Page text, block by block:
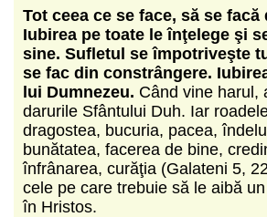
Tot ceea ce se face, să se facă
Iubirea pe toate le înţelege şi
sine. Sufletul se împotriveşte
se fac din constrângere.
lui Dumnezeu. Când vine harul,
darurile Sfântului Duh. Iar
dragostea, bucuria, pacea,
bunătatea, facerea de bine,
înfrânarea, curăţia (Galateni 5,
cele pe care trebuie să le aibă
în Hristos.